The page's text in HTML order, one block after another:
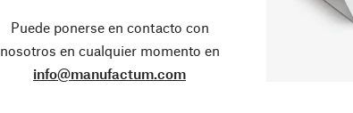
Puede ponerse en contacto con
nosotros en cualquier momento en
info@manufactum.com